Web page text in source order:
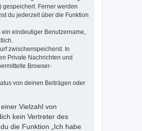
Ferner werden
du jederzeit über die Funktion
eindeutiger Benutzername,
zwischenspeicherst. In
Private Nachrichten und
Browser-
von deinen Beiträgen oder
Vielzahl von
kein Vertreter des
die Funktion „Ich habe